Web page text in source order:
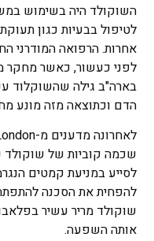
לטיפול בבעיות כגון
אחרות. הרפואה המודרני
בארה"ב גילה שהשוקלוד
הדם וכתוצאה מזה מונע
שכמה קוביות של שוקולד
להפחית את הסכנה
שוקולד מריר עשיר
אותה השפעה.